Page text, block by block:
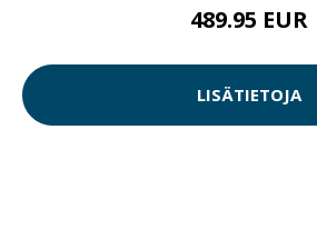
489.95 EUR
LISÄTIETOJA